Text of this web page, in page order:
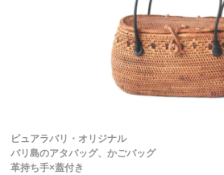
ピュアラバリ・オリジナル
バリ島のアタバッグ、かごバッグ
革持ち手×蓋付き